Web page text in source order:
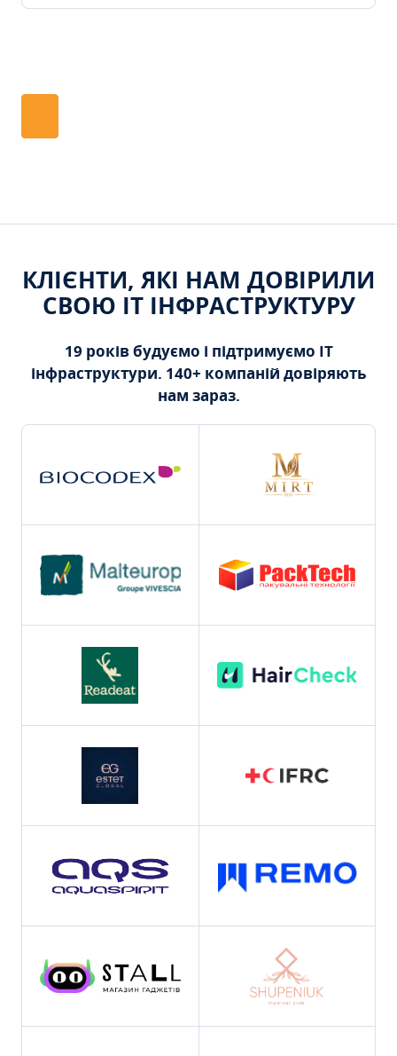
КЛІЄНТИ, ЯКІ НАМ ДОВІРИЛИ
СВОЮ ІТ ІНФРАСТРУКТУРУ
19 років будуємо і підтримуємо ІТ
інфраструктури. 140+ компаній довіряють
нам зараз.